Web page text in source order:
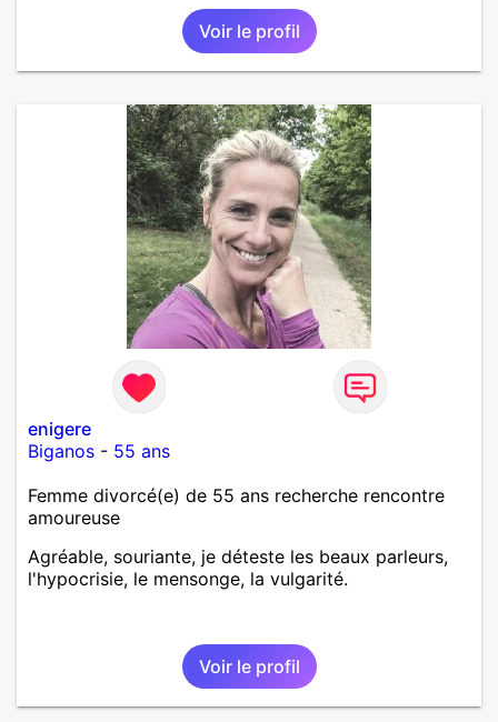
Voir le profil
enigere
Biganos - 55 ans
Femme divorcé(e) de 55 ans recherche rencontre
amoureuse
Agréable, souriante, je déteste les beaux parleurs,
l'hypocrisie, le mensonge, la vulgarité.
Voir le profil